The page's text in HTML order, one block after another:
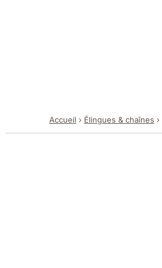
Accueil › Élingues & chaînes ›